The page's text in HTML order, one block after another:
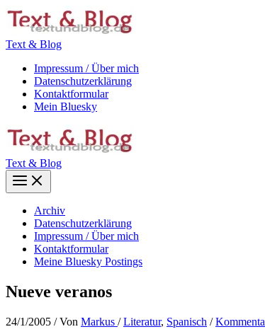
Zum
Inhalt
Text & Blog
Impressum / Über mich
Datenschutzerklärung
Kontaktformular
Mein Bluesky
Text & Blog
Main
Menu
Archiv
Datenschutzerklärung
Impressum / Über mich
Kontaktformular
Meine Bluesky Postings
Nueve veranos
24/1/2005 / Von Markus /Literatur, Spanisch /